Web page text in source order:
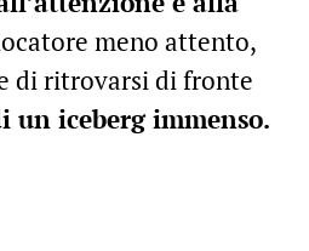
meno attento,
di ritrovarsi di fronte
un iceberg immenso.